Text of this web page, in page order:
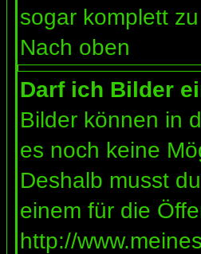
sogar komplett
Nach oben
Darf ich Bilder
Bilder können in
es noch keine
Deshalb musst
einem für die
http://